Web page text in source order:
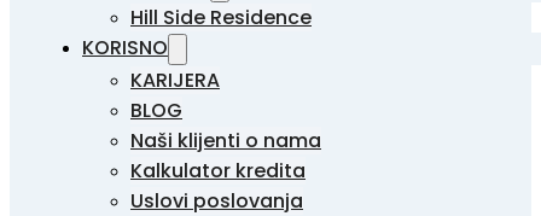
Hill Side Residence
KORISNO
KARIJERA
BLOG
Naši klijenti o nama
Kalkulator kredita
Uslovi poslovanja